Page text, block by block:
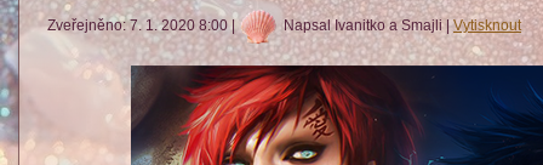
Zveřejněno: 7. 1. 2020 8:00 | Napsal Ivanitko a Smajli|Vytisknout